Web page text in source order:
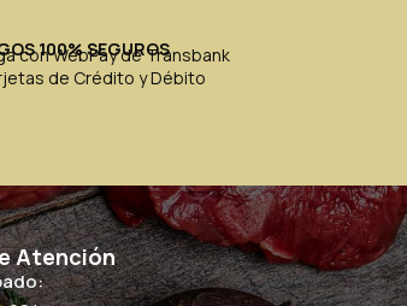
100% SEGUROS
con WebPay de Transbank
de Crédito y Débito
Atención